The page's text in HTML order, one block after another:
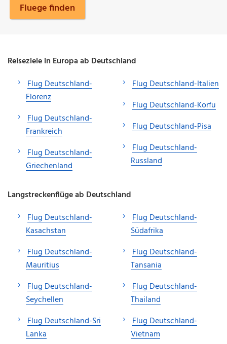
Fluege finden
Reiseziele in Europa ab Deutschland
Flug Deutschland-
Florenz
Flug Deutschland-
Frankreich
Flug Deutschland-
Griechenland
Flug Deutschland-Italien
Flug Deutschland-Korfu
Flug Deutschland-Pisa
Flug Deutschland-
Russland
Langstreckenflüge ab Deutschland
Flug Deutschland-
Kasachstan
Flug Deutschland-
Mauritius
Flug Deutschland-
Seychellen
Flug Deutschland-Sri
Lanka
Flug Deutschland-
Südafrika
Flug Deutschland-
Tansania
Flug Deutschland-
Thailand
Flug Deutschland-
Vietnam